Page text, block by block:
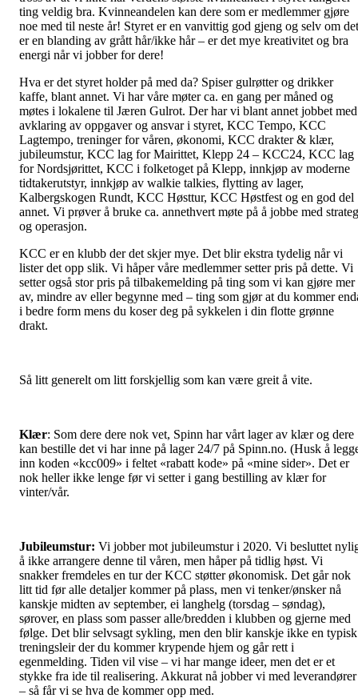
ting veldig bra. Kvinneandelen kan dere som er medlemmer gjøre
noe med til neste år! Styret er en vanvittig god gjeng og selv om det
er en blanding av grått hår/ikke hår – er det mye kreativitet og bra
energi når vi jobber for dere!
Hva er det styret holder på med da? Spiser gulrøtter og drikker
kaffe, blant annet. Vi har våre møter ca. en gang per måned og
møtes i lokalene til Jæren Gulrot. Der har vi blant annet jobbet med
avklaring av oppgaver og ansvar i styret, KCC Tempo, KCC
Lagtempo, treninger for våren, økonomi, KCC drakter & klær,
jubileumstur, KCC lag for Mairittet, Klepp 24 – KCC24, KCC lag
for Nordsjørittet, KCC i folketoget på Klepp, innkjøp av moderne
tidtakerutstyr, innkjøp av walkie talkies, flytting av lager,
Kalbergskogen Rundt, KCC Høsttur, KCC Høstfest og en god del
annet. Vi prøver å bruke ca. annethvert møte på å jobbe med
og operasjon.
KCC er en klubb der det skjer mye. Det blir ekstra tydelig når vi
lister det opp slik. Vi håper våre medlemmer setter pris på dette. Vi
setter også stor pris på tilbakemelding på ting som vi kan gjøre mer
av, mindre av eller begynne med – ting som gjør at du kommer
i bedre form mens du koser deg på sykkelen i din flotte grønne
drakt.
Så litt generelt om litt forskjellig som kan være greit å vite.
Klær: Som dere dere nok vet, Spinn har vårt lager av klær og dere
kan bestille det vi har inne på lager 24/7 på Spinn.no. (Husk å
inn koden «kcc009» i feltet «rabatt kode» på «mine sider». Det er
nok heller ikke lenge før vi setter i gang bestilling av klær for
vinter/vår.
Jubileumstur: Vi jobber mot jubileumstur i 2020. Vi besluttet
å ikke arrangere denne til våren, men håper på tidlig høst. Vi
snakker fremdeles en tur der KCC støtter økonomisk. Det går nok
litt tid før alle detaljer kommer på plass, men vi tenker/ønsker nå
kanskje midten av september, ei langhelg (torsdag – søndag),
sørover, en plass som passer alle/bredden i klubben og gjerne med
følge. Det blir selvsagt sykling, men den blir kanskje ikke en typisk
treningsleir der du kommer krypende hjem og går rett i
egenmelding. Tiden vil vise – vi har mange ideer, men det er et
stykke fra ide til realisering. Akkurat nå jobber vi med leverandører
– så får vi se hva de kommer opp med.